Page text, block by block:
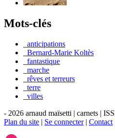
Mots-clés
_anticipations
_Bernard-Marie Koltès
_fantastique
_marche
_rêves et terreurs
_terre
_villes
- 2026 arnaud maïsetti | carnets |
Plan du site | Se connecter| Contact